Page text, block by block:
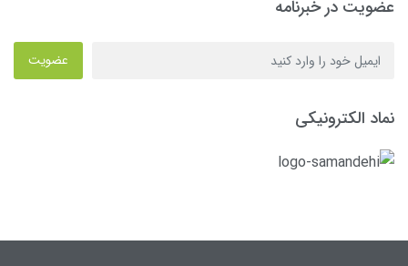
عضویت در خبرنامه
عضویت
نماد الکترونیکی